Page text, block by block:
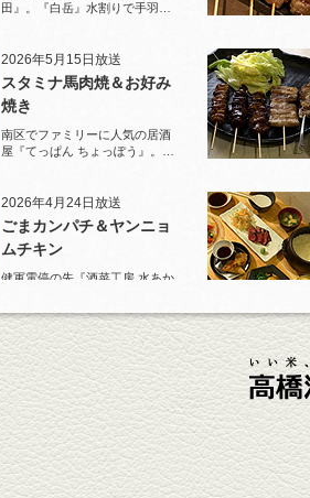
田』。『白岳』水割りで手羽先
2026年5月15日放送
スタミナ馬肉焼＆お好み
焼き
南区でファミリーに人気の居酒
屋『てっぱん ちょっぽう』。王
2026年4月24日放送
ごまカンパチ＆ヤンニョ
ムチキン
健軍電停の先『酒菜工房 水あか
杯！まずは『ごまカンパチ』を
肴に。
2026年4月3日放送
元祖 鶏焼売＆牛テールの
土鍋めし
健軍電停そば『湯気立つ料理』
が名物の『yuge(ゆげ)』へ。
『白岳』を使った『旨み緑茶
割』で乾杯！
2026年3月13日放送